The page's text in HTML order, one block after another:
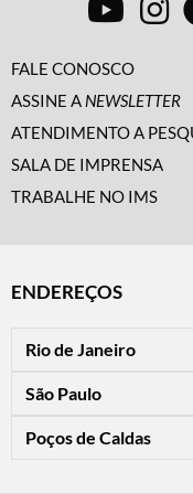
FALE CONOSCO
ASSINE A NEWSLETTER
ATENDIMENTO A
SALA DE IMPRENSA
TRABALHE NO IMS
ENDEREÇOS
Rio de Janeiro
Horário de visitação: a
apresentada em
São Paulo
CEP 01310-300 - São
Poços de Caldas